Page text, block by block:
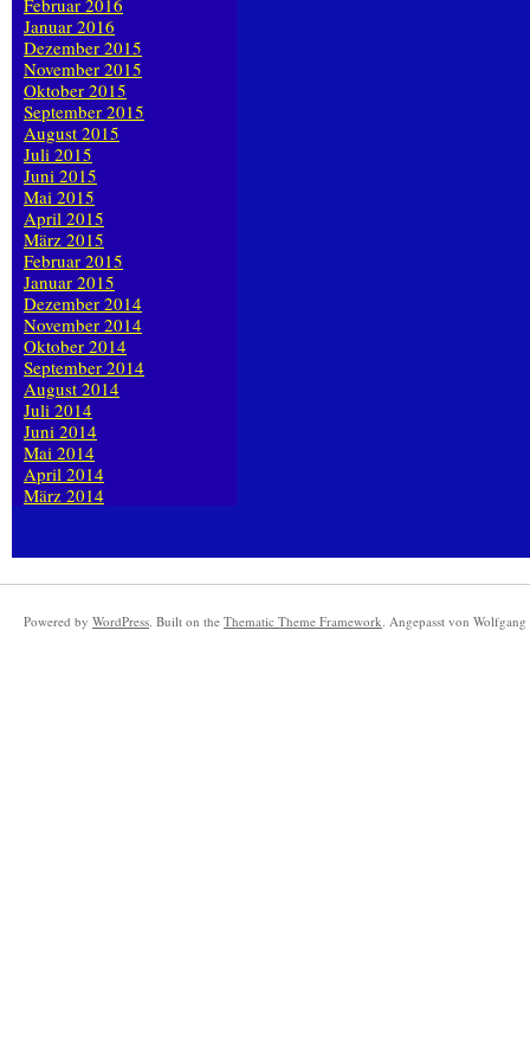
Februar 2016
Januar 2016
Dezember 2015
November 2015
Oktober 2015
September 2015
August 2015
Juli 2015
Juni 2015
Mai 2015
April 2015
März 2015
Februar 2015
Januar 2015
Dezember 2014
November 2014
Oktober 2014
September 2014
August 2014
Juli 2014
Juni 2014
Mai 2014
April 2014
März 2014
Powered by WordPress. Built on the Thematic Theme Framework. Angepasst von